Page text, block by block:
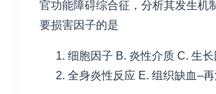
官功能障碍综合征，分析其发生机
要损害因子的是
细胞因子 B. 炎性介质 C. 生长
全身炎性反应 E. 组织缺血–